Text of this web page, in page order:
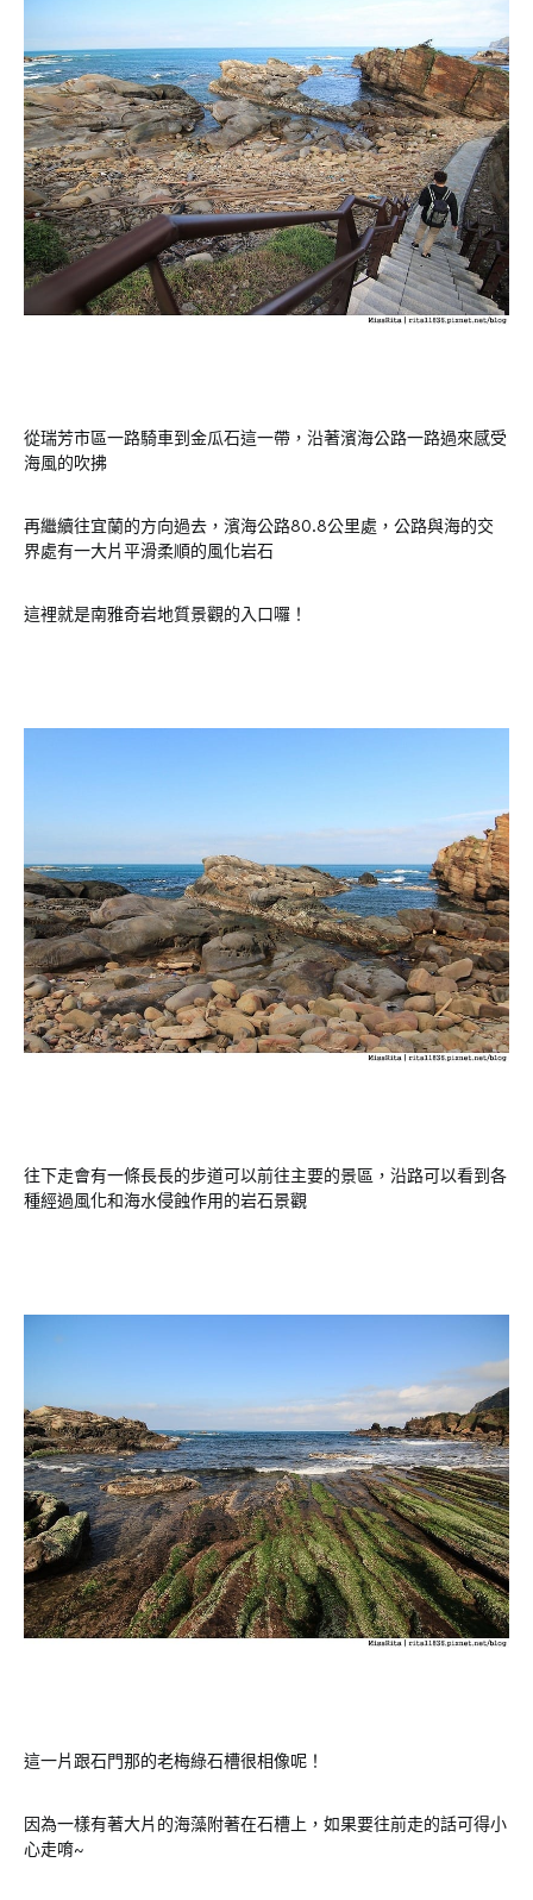
從瑞芳市區一路騎車到金瓜石這一帶，沿著濱海公路一路過來感受
海風的吹拂
再繼續往宜蘭的方向過去，濱海公路80.8公里處，公路與海的交
界處有一大片平滑柔順的風化岩石
這裡就是南雅奇岩地質景觀的入口囉！
往下走會有一條長長的步道可以前往主要的景區，沿路可以看到各
種經過風化和海水侵蝕作用的岩石景觀
這一片跟石門那的老梅綠石槽很相像呢！
因為一樣有著大片的海藻附著在石槽上，如果要往前走的話可得小
心走唷~